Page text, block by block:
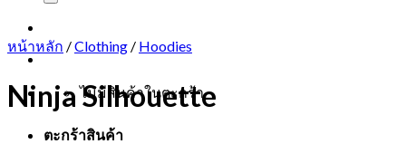
ไม่มีสินค้าในตะกร้า
ตะกร้าสินค้า
หน้าหลัก /Clothing / Hoodies
Ninja Silhouette